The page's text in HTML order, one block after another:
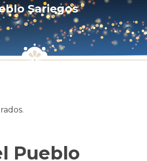
Sariegos
Pueblo